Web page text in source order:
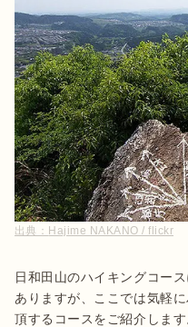
出典： Hajime NAKANO / flickr
日和田山のハイキングコー
ありますが、ここでは気軽
頂するコースをご紹介しま